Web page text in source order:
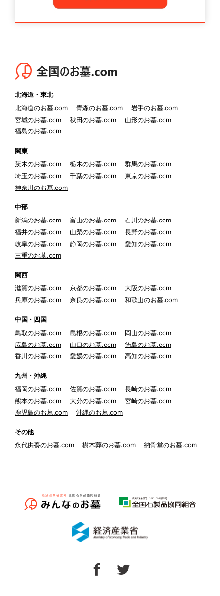
北海道・東北
北海道のお墓.com
青森のお墓.com
岩手のお墓.com
宮城のお墓.com
秋田のお墓.com
山形のお墓.com
福島のお墓.com
関東
茨木のお墓.com
栃木のお墓.com
群馬のお墓.com
埼玉のお墓.com
千葉のお墓.com
東京のお墓.com
神奈川のお墓.com
中部
新潟のお墓.com
富山のお墓.com
石川のお墓.com
福井のお墓.com
山梨のお墓.com
長野のお墓.com
岐阜のお墓.com
静岡のお墓.com
愛知のお墓.com
三重のお墓.com
関西
滋賀のお墓.com
京都のお墓.com
大阪のお墓.com
兵庫のお墓.com
奈良のお墓.com 和歌山のお墓.com
中国・四国
鳥取のお墓.com
島根のお墓.com
岡山のお墓.com
広島のお墓.com
山口のお墓.com
徳島のお墓.com
香川のお墓.com
愛媛のお墓.com 高知のお墓.com
九州・沖縄
福岡のお墓.com
佐賀のお墓.com
長崎のお墓.com
熊本のお墓.com
大分のお墓.com
宮崎のお墓.com
鹿児島のお墓.com
沖縄のお墓.com
その他
永代供養のお墓.com
樹木葬のお墓.com 納骨堂のお墓.com